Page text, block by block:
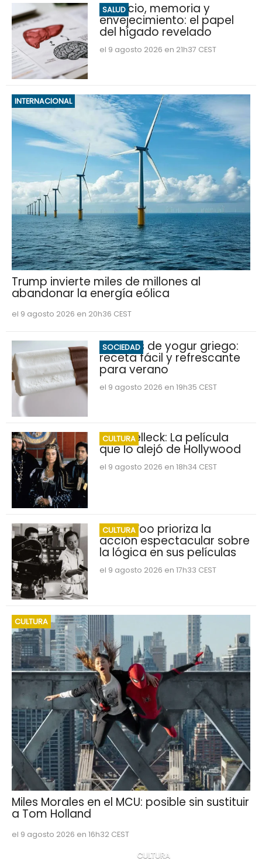
SALUD
Ejercicio, memoria y
envejecimiento: el papel
del hígado revelado
el 9 agosto 2026 en 21h37 CEST
INTERNACIONAL
Trump invierte miles de millones al
abandonar la energía eólica
el 9 agosto 2026 en 20h36 CEST
SOCIEDAD
Helados de yogur griego:
receta fácil y refrescante
para verano
el 9 agosto 2026 en 19h35 CEST
CULTURA
Tom Selleck: La película
que lo alejó de Hollywood
el 9 agosto 2026 en 18h34 CEST
CULTURA
John Woo prioriza la
acción espectacular sobre
la lógica en sus películas
el 9 agosto 2026 en 17h33 CEST
CULTURA
Miles Morales en el MCU: posible sin sustituir
a Tom Holland
el 9 agosto 2026 en 16h32 CEST
CULTURA